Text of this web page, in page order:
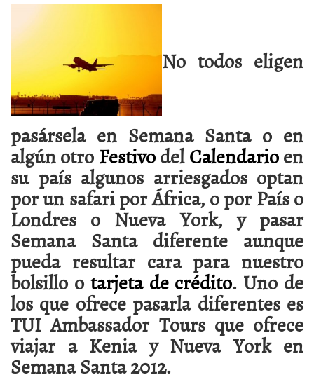
No todos eligen
pasársela en Semana Santa o en
algún otroFestivodelCalendarioen
su país algunos arriesgados optan
por un safari por África, o por País o
Londres o Nueva York, y pasar
Semana Santa diferente aunque
pueda resultar cara para nuestro
bolsillo o tarjeta de crédito. Uno de
los que ofrece pasarla diferentes es
TUI Ambassador Tours que ofrece
viajar a Kenia y Nueva York en
Semana Santa 2012.